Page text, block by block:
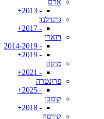
אדם
- 2013+
גרנדלנד
- 2017+
ויוארו
- 2014-2019
- 2019+
מוקה
- 2021+
פרונטרה
- 2025+
קומבו
- 2018+
קורסה